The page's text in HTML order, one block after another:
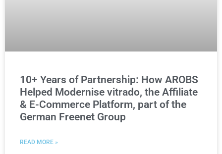
10+ Years of Partnership: How AROBS
Helped Modernise vitrado, the Affiliate
& E-Commerce Platform, part of the
German Freenet Group
READ MORE »